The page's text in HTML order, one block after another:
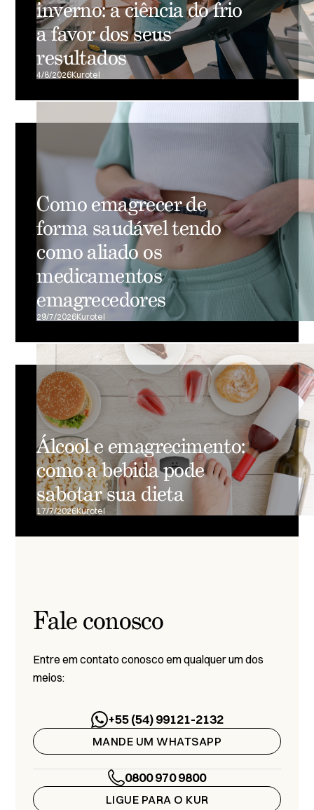
inverno: a ciência do frio
a favor dos seus
resultados
4/8/2026Kurotel
Como emagrecer de
forma saudável tendo
como aliado os
medicamentos
emagrecedores
29/7/2026Kurotel
Álcool e emagrecimento:
como a bebida pode
sabotar sua dieta
17/7/2026Kurotel
Fale conosco
Entre em contato conosco em qualquer um dos
meios:
+55 (54) 99121-2132
MANDE UM WHATSAPP
0800 970 9800
LIGUE PARA O KUR